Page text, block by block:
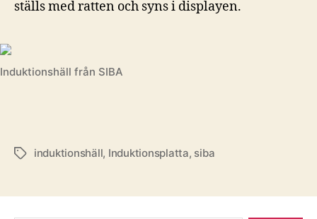
ställs med ratten och syns i displayen.
Induktionshäll från SIBA
Etiketterinduktionshäll, Induktionsplatta, siba